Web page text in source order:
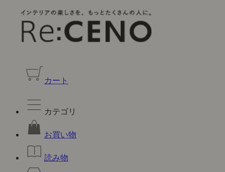
カート
カテゴリ
お買い物
読み物